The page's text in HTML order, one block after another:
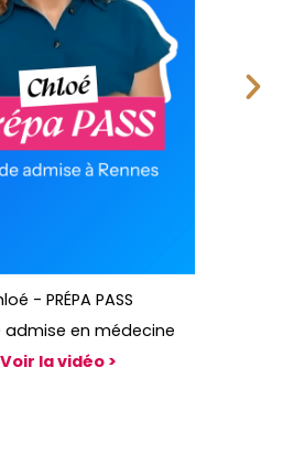
- PRÉPA PASS
admise en médecine
Voir la vidéo >